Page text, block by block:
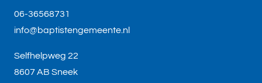
06-36568731
info@baptistengemeente.nl
Selfhelpweg 22
8607 AB Sneek